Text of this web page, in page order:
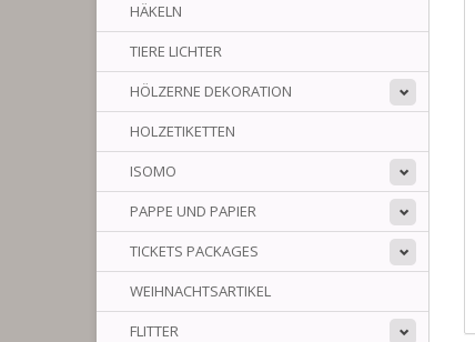
HÄKELN
TIERE LICHTER
HÖLZERNE DEKORATION
HOLZETIKETTEN
ISOMO
PAPPE UND PAPIER
TICKETS PACKAGES
WEIHNACHTSARTIKEL
FLITTER